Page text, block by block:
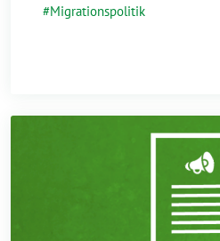
Migrationspolitik